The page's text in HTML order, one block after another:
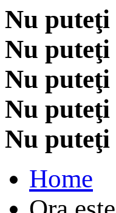
Nu puteţi
Nu puteţi
Nu puteţi
Nu puteţi
Nu puteţi
Home